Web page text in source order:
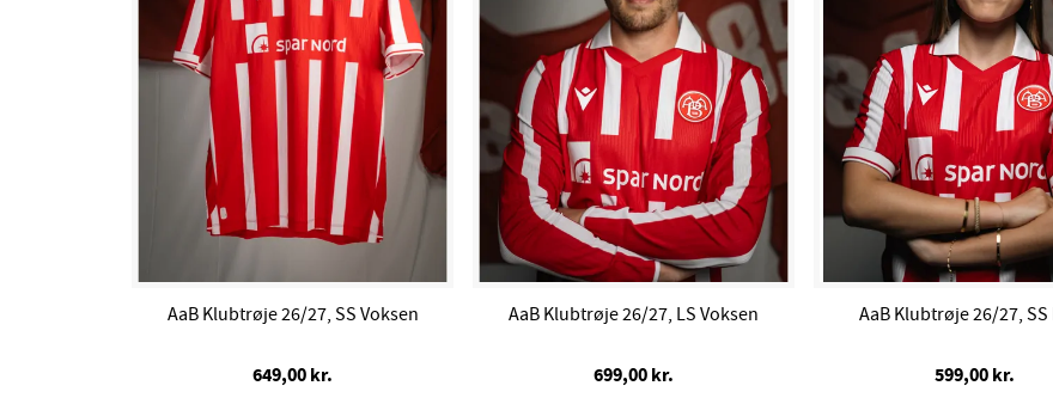
AaB Klubtrøje 26/27, SS Voksen
649,00 kr.
AaB Klubtrøje 26/27, LS Voksen
699,00 kr.
AaB Klubtrøje 26/27, SS
599,00 kr.